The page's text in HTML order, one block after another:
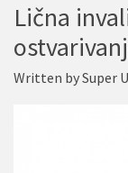
Lična
Written bySuper